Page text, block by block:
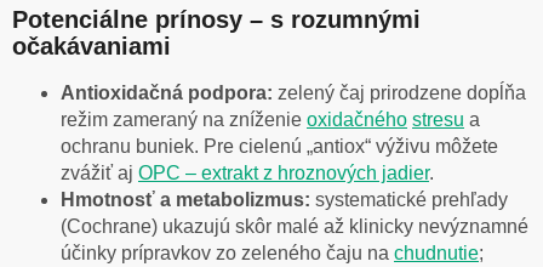
Potenciálne prínosy – s rozumnými
očakávaniami
Antioxidačná podpora: zelený čaj prirodzene dopĺňa
režim zameraný na zníženie oxidačného stresu a
ochranu buniek. Pre cielenú „antiox“ výživu môžete
zvážiť aj OPC – extrakt z hroznových jadier.
Hmotnosť a metabolizmus: systematické prehľady
(Cochrane) ukazujú skôr malé až klinicky nevýznamné
účinky prípravkov zo zeleného čaju na chudnutie;